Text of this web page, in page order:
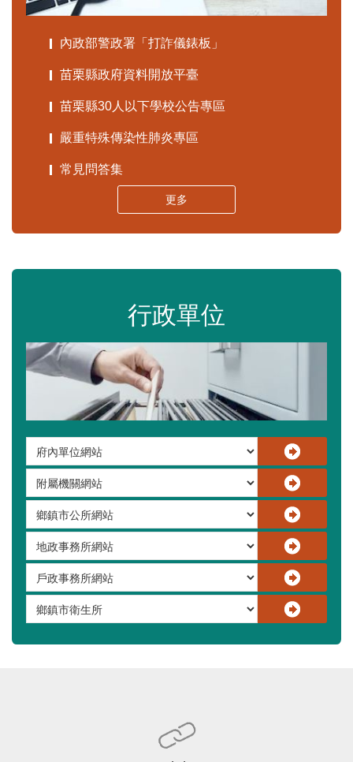
內政部警政署「打詐儀錶板」
苗栗縣政府資料開放平臺
苗栗縣30人以下學校公告專區
嚴重特殊傳染性肺炎專區
常見問答集
更多
行政單位